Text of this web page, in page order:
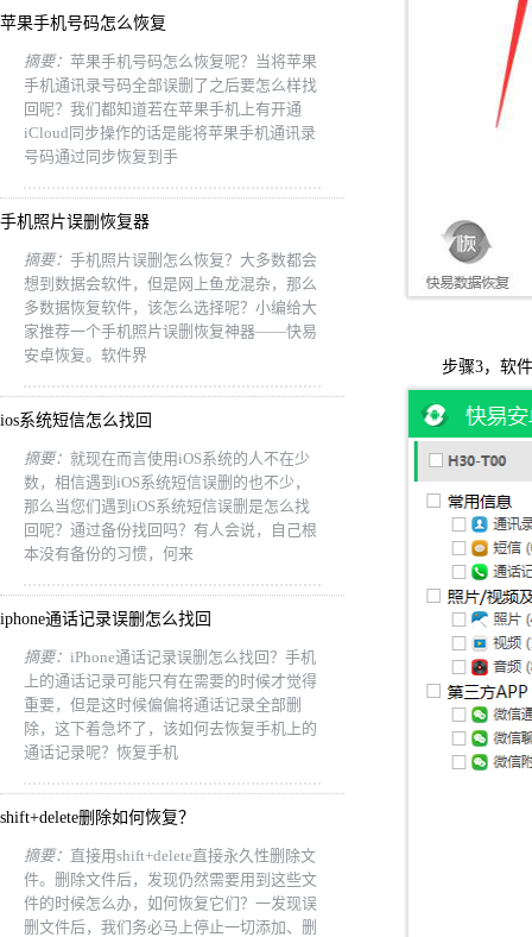
苹果手机号码怎么恢复
摘要： 苹果手机号码怎么恢复呢？当将苹果
手机通讯录号码全部误删了之后要怎么样找
回呢？我们都知道若在苹果手机上有开通
iCloud同步操作的话是能将苹果手机通讯录
号码通过同步恢复到手
手机照片误删恢复器
摘要： 手机照片误删怎么恢复？大多数都会
想到数据会软件，但是网上鱼龙混杂，那么
多数据恢复软件，该怎么选择呢？小编给大
家推荐一个手机照片误删恢复神器——快易
安卓恢复。软件界
ios系统短信怎么找回
摘要： 就现在而言使用iOS系统的人不在少
数，相信遇到iOS系统短信误删的也不少，
那么当您们遇到iOS系统短信误删是怎么找
回呢？通过备份找回吗？有人会说，自己根
本没有备份的习惯，何来
iphone通话记录误删怎么找回
摘要： iPhone通话记录误删怎么找回？手机
上的通话记录可能只有在需要的时候才觉得
重要，但是这时候偏偏将通话记录全部删
除，这下着急坏了，该如何去恢复手机上的
通话记录呢？恢复手机
shift+delete删除如何恢复？
摘要： 直接用shift+delete直接永久性删除文
件。删除文件后，发现仍然需要用到这些文
件的时候怎么办，如何恢复它们？一发现误
删文件后，我们务必马上停止一切添加、删
步骤3，软件进